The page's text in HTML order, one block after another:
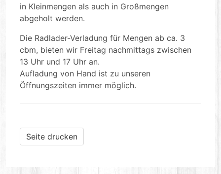
in Kleinmengen als auch in Großmengen
abgeholt werden.
Die Radlader-Verladung für Mengen ab ca. 3
cbm, bieten wir Freitag nachmittags zwischen
13 Uhr und 17 Uhr an.
Aufladung von Hand ist zu unseren
Öffnungszeiten immer möglich.
Seite drucken